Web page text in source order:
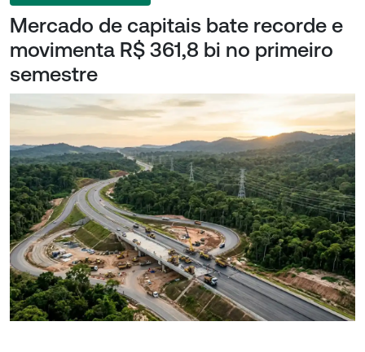
Mercado de capitais bate recorde e
movimenta R$ 361,8 bi no primeiro
semestre